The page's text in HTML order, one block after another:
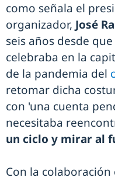
como señala el
organizador, José
seis años desde
celebraba en la
de la pandemia del
retomar dicha
con 'una cuenta
necesitaba
un ciclo y mirar al
Con la